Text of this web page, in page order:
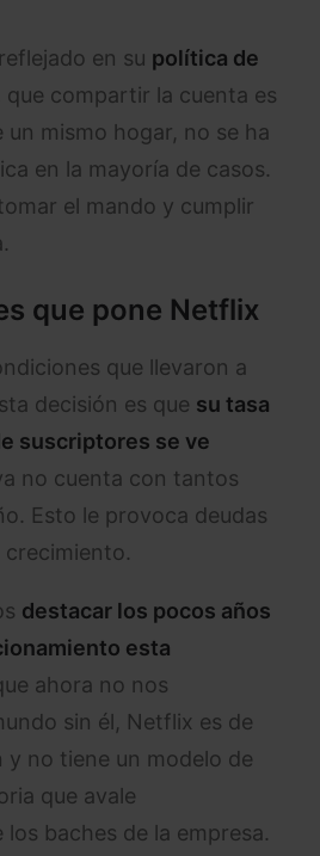
en su política de
que compartir la cuenta es
un mismo hogar, no se ha
en la mayoría de casos.
el mando y cumplir
que pone Netflix
que llevaron a
decisión es que su tasa
suscriptores se ve
no cuenta con tantos
Esto le provoca deudas
crecimiento.
destacar los pocos años
esta
ahora no nos
sin él, Netflix es de
y no tiene un modelo de
que avale
baches de la empresa.